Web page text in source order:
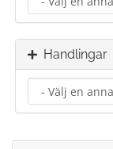
Handlingar